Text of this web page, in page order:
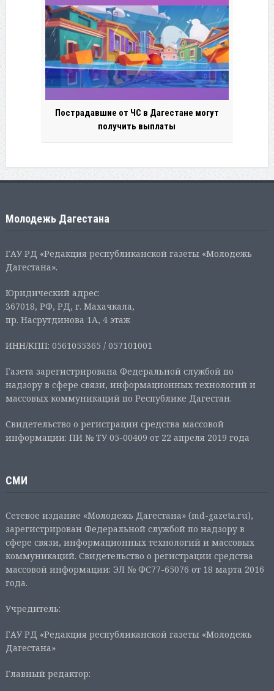
Пострадавшие от ЧС в Дагестане могут
получить выплаты
Молодежь Дагестана
ГАУ РД «Редакция республиканской газеты «Молодежь
Дагестана».
Юридический адрес:
367018, РФ, РД, г. Махачкала,
пр. Насрутдинова 1А, 4 этаж
ИНН/КПП: 0561055365 / 057101001
Газета зарегистрирована Федеральной службой по
надзору в сфере связи, информационных технологий и
массовых коммуникаций по Республике Дагестан.
Свидетельство о регистрации средства массовой
информации: ПИ № ТУ 05-00409 от 22 апреля 2019 года
СМИ
Сетевое издание «Молодежь Дагестана» (md-gazeta.ru),
зарегистрирован Федеральной службой по надзору в
сфере связи, информационных технологий и массовых
коммуникаций. Свидетельство о регистрации средства
массовой информации: ЭЛ № ФС77-65076 от 18 марта 2016
года.
Учредитель:
ГАУ РД «Редакция республиканской газеты «Молодежь
Дагестана»
Главный редактор: